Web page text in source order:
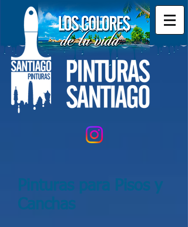
Pinturas para Pisos y
Canchas